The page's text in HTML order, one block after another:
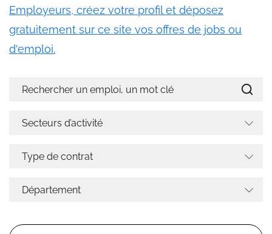
Employeurs, créez votre profil et déposez
gratuitement sur ce site vos offres de jobs ou
d'emploi.